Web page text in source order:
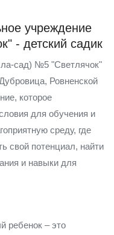
учреждение
- детский садик
сад) №5 "Светлячок"
Ровненской
которое
для обучения и
среду, где
свой потенциал, найти
и навыки для
ребенок – это